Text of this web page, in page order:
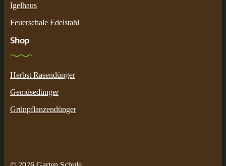
Igelhaus
Feuerschale Edelstahl
Shop
Herbst Rasendünger
Gemüsedünger
Grünpflanzendünger